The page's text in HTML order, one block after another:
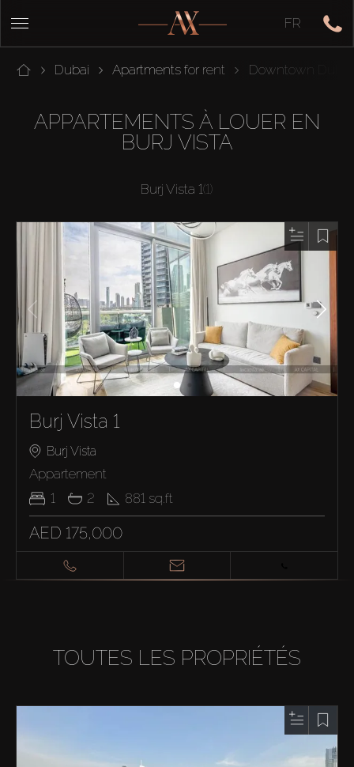
FR
Dubai Apartments for rent Downtown Dubai
APPARTEMENTS À LOUER EN
BURJ VISTA
Burj Vista 1(1)
Burj Vista 1
Burj Vista
Appartement
1
2 881 sq.ft
AED 175,000
TOUTES LES PROPRIÉTÉS